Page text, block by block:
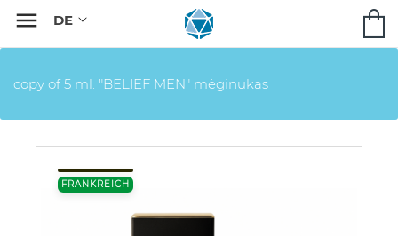

copy of 5 ml. "BELIEF MEN" mėginukas
FRANKREICH